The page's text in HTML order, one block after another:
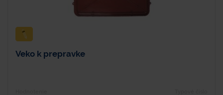
Veko k prepravke